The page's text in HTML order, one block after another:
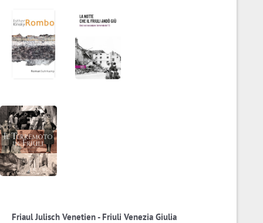
Friaul Julisch Venetien - Friuli Venezia Giulia